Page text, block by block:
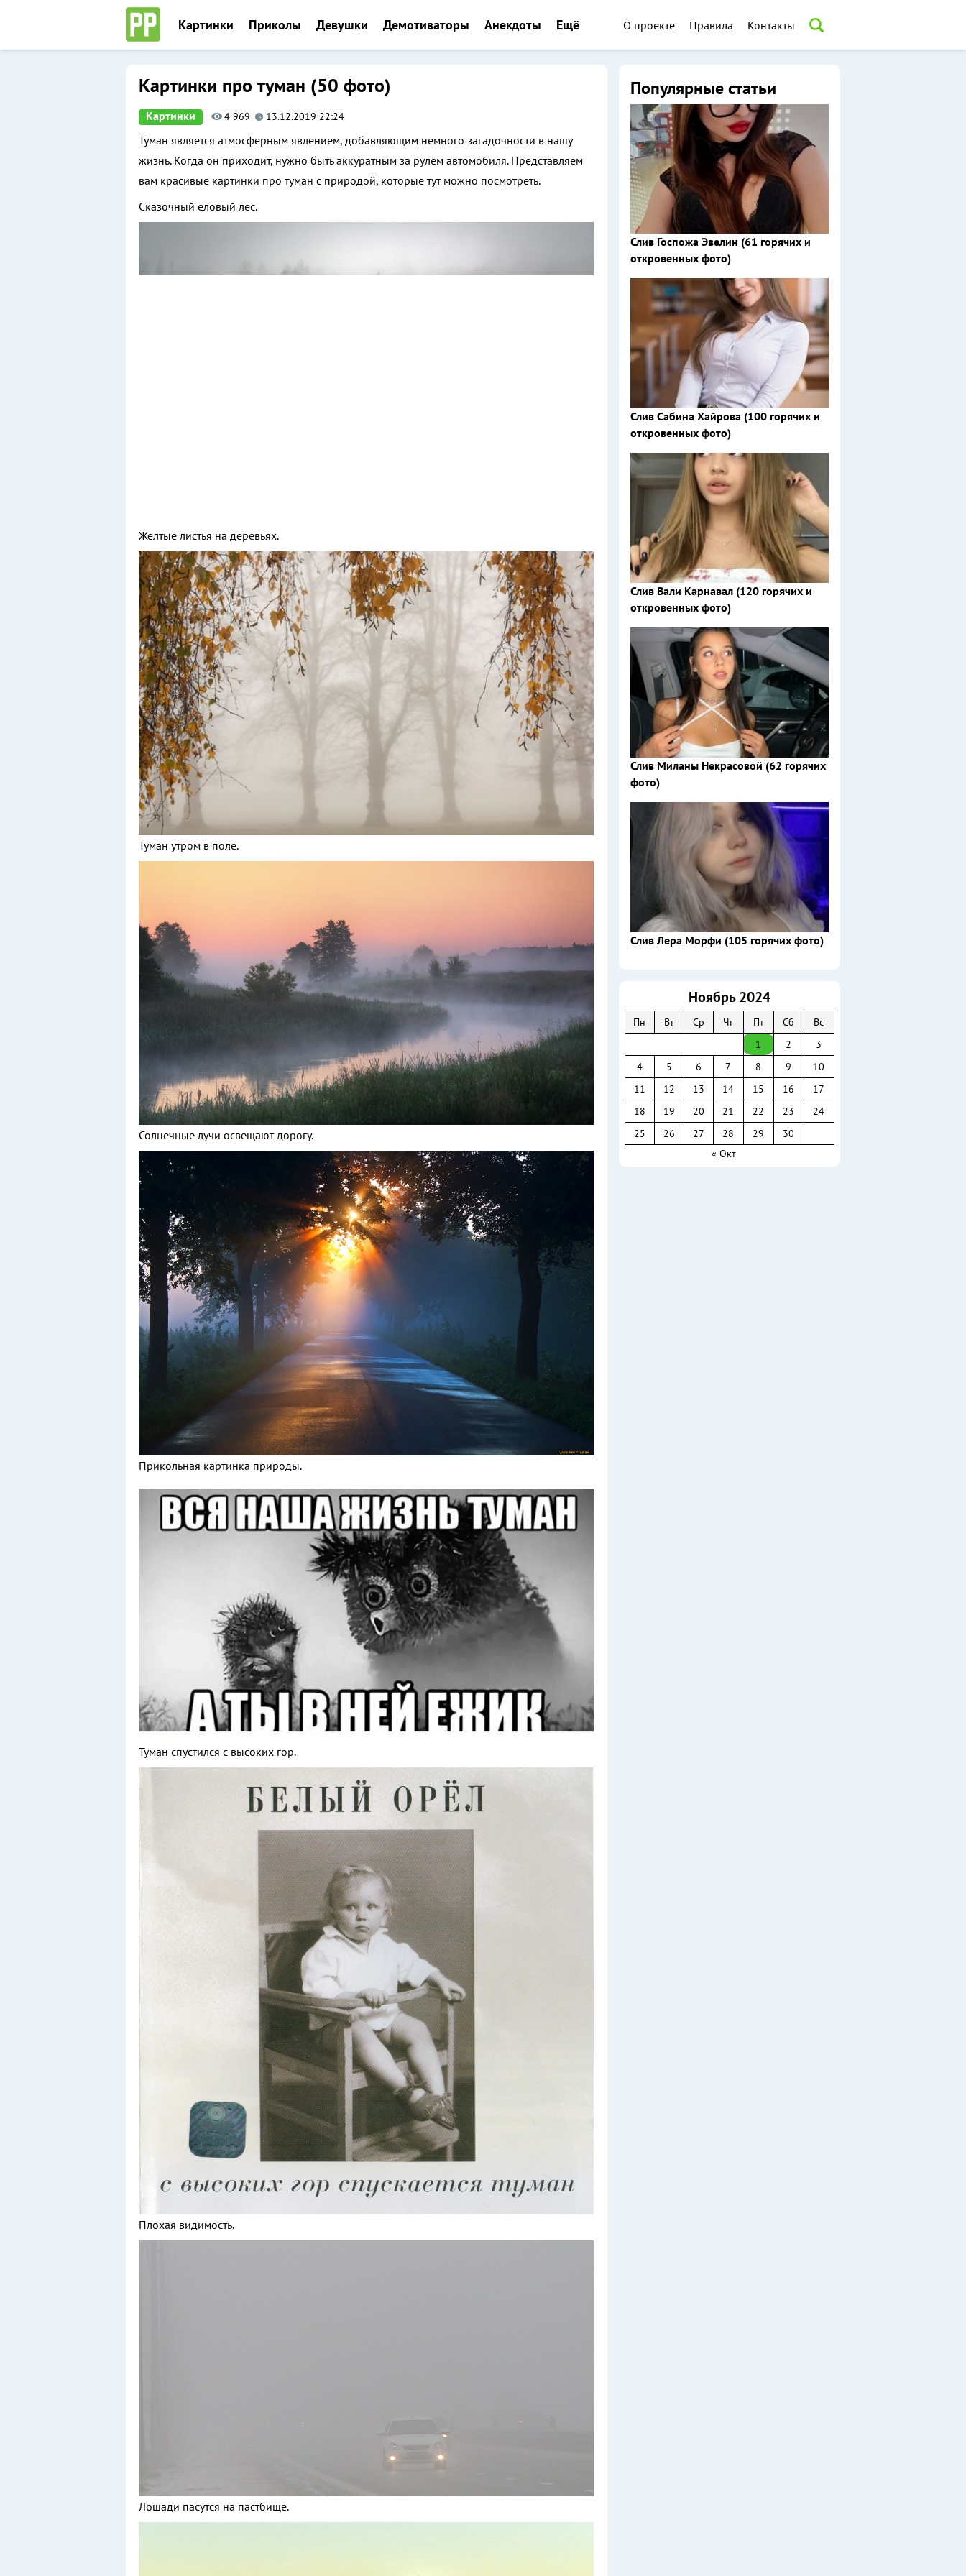
О проекте Правила Контакты
Картинки Приколы Девушки Демотиваторы Анекдоты Ещё
Картинки про туман (50 фото)
Картинки 4 969 13.12.2019 22:24
Туман является атмосферным явлением, добавляющим немного загадочности в нашу
жизнь. Когда он приходит, нужно быть аккуратным за рулём автомобиля. Представляем
вам красивые картинки про туман с природой, которые тут можно посмотреть.
Сказочный еловый лес.
Желтые листья на деревьях.
Туман утром в поле.
Солнечные лучи освещают дорогу.
Прикольная картинка природы.
Туман спустился с высоких гор.
Плохая видимость.
Лошади пасутся на пастбище.
Популярные статьи
Слив Госпожа Эвелин (61 горячих и
откровенных фото)
Слив Сабина Хайрова (100 горячих и
откровенных фото)
Слив Вали Карнавал (120 горячих и
откровенных фото)
Слив Миланы Некрасовой (62 горячих
фото)
Слив Лера Морфи (105 горячих фото)
Ноябрь 2024
Пн Вт Ср Чт Пт Сб
Вс
1
2
3
4
5 6 7 8 9
10
11
12 13 14 15 16
17
18
19 20 21 22 23
24
25
26 27 28 29
30
« Окт